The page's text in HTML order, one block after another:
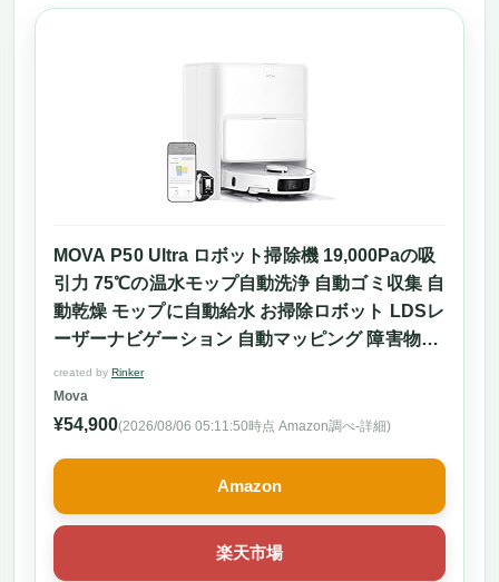
MOVA P50 Ultra ロボット掃除機 19,000Paの吸
引力 75℃の温水モップ自動洗浄 自動ゴミ収集 自
動乾燥 モップに自動給水 お掃除ロボット LDSレ
ーザーナビゲーション 自動マッピング 障害物回
避 落下防止 ハイエンド型 高速充電 アプリ対応
メーカー三年保証
created by Rinker
Mova
¥54,900(2026/08/06 05:11:50時点 Amazon調べ-詳細)
Amazon
楽天市場